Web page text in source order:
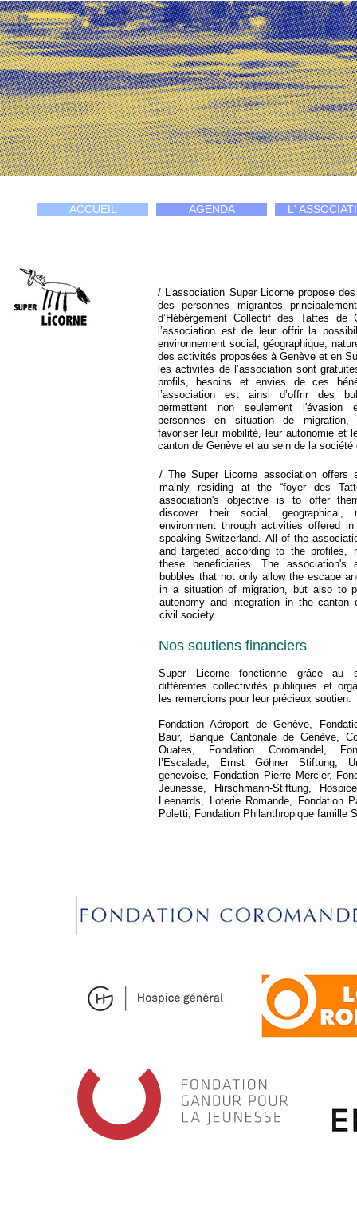
ACCUEIL AGENDA L'
/ L’association Super Licorne propose
des personnes migrantes
d’Hébérgement Collectif des Tattes de
l’association est de leur offrir la
environnement social, géographique,
des activités proposées à Genève et en
les activités de l’association sont
profils, besoins et envies de ces
l’association est ainsi d’offrir des
permettent non seulement
personnes en situation de migration,
favoriser leur mobilité, leur autonomie et
canton de Genève et au sein de la société
/ The Super Licorne association offers
mainly residing at the “foyer des
association's objective is to offer
discover their social, geographical,
environment through activities offered
speaking Switzerland. All of the
and targeted according to the profiles,
these beneficiaries. The
bubbles that not only allow the escape
in a situation of migration, but also to
autonomy and integration in the canton
civil society.
Nos soutiens financiers
Super Licorne fonctionne grâce au
différentes collectivités publiques et
les remercions pour leur précieux soutien.
Fondation Aéroport de Genève,
Baur, Banque Cantonale de Genève,
Ouates, Fondation Coromandel,
l’Escalade, Ernst Göhner Stiftung,
genevoise, Fondation Pierre Mercier,
Jeunesse, Hirschmann-Stiftung,
Leenards, Loterie Romande, Fondation
Poletti, Fondation Philanthropique famille